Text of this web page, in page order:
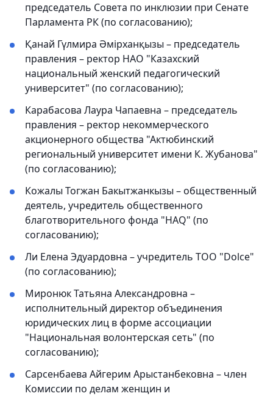
председатель Совета по инклюзии при Сенате
Парламента РК (по согласованию);
Қанай Гүлмира Әмірханқызы – председатель
правления – ректор НАО "Казахский
национальный женский педагогический
университет" (по согласованию);
Карабасова Лаура Чапаевна – председатель
правления – ректор некоммерческого
акционерного общества "Актюбинский
региональный университет имени К. Жубанова"
(по согласованию);
Кожалы Тогжан Бакытжанкызы – общественный
деятель, учредитель общественного
благотворительного фонда "HAQ" (по
согласованию);
Ли Елена Эдуардовна – учредитель ТОО "Dolce"
(по согласованию);
Миронюк Татьяна Александровна –
исполнительный директор объединения
юридических лиц в форме ассоциации
"Национальная волонтерская сеть" (по
согласованию);
Сарсенбаева Айгерим Арыстанбековна – член
Комиссии по делам женщин и